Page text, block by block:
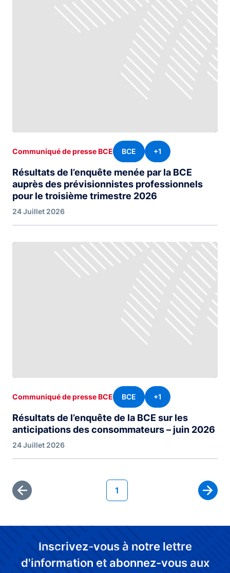
Résultats de l’enquête menée par la BCE
auprès des prévisionnistes professionnels
pour le troisième trimestre 2026
Communiqué de presse BCE BCE +1
24 Juillet 2026
Résultats de l’enquête de la BCE sur les
anticipations des consommateurs – juin 2026
Communiqué de presse BCE BCE +1
24 Juillet 2026
Première page
Page courante
1
Page
Inscrivez-vous à notre lettre
d'information et abonnez-vous aux